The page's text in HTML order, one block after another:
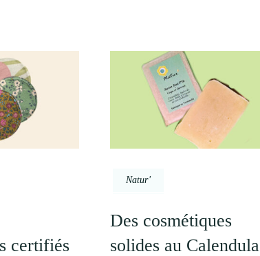
certifiés
Natur'
Des cosmétiques
solides au Calendula